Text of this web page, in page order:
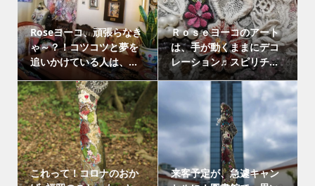
Roseヨーコ、頑張らなき
ゃ～？！コツコツと夢を
追いかけている人は、...
Ｒｏｓｅヨーコのアート
は、手が動くままにデコ
レーション♬スピリチ...
これって！コロナのおか
来客予定が、急遽キャン